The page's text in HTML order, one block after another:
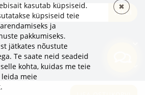
TELLI
kasutab küpsiseid.
küpsiseid teie
ja
pakkumiseks.
jätkates nõustute
Te saate neid seadeid
kohta, kuidas me teie
leida meie
.
✖